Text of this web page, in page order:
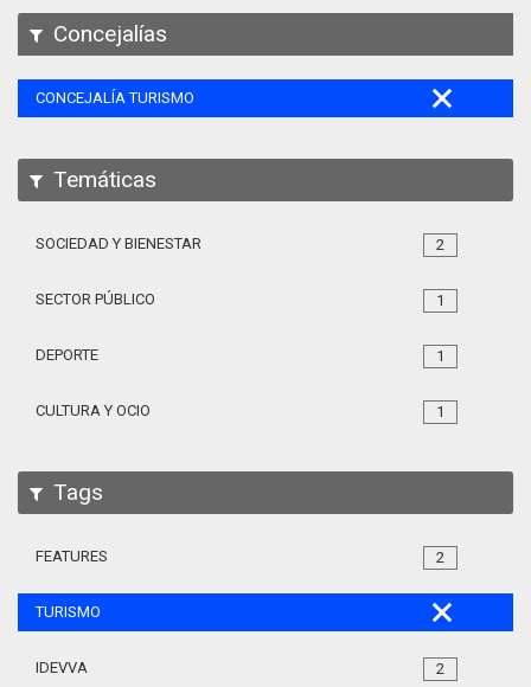
Concejalías
CONCEJALÍA TURISMO
Temáticas
2
SOCIEDAD Y BIENESTAR
1
SECTOR PÚBLICO
1
DEPORTE
1
CULTURA Y OCIO
Tags
2
FEATURES
TURISMO
2
IDEVVA